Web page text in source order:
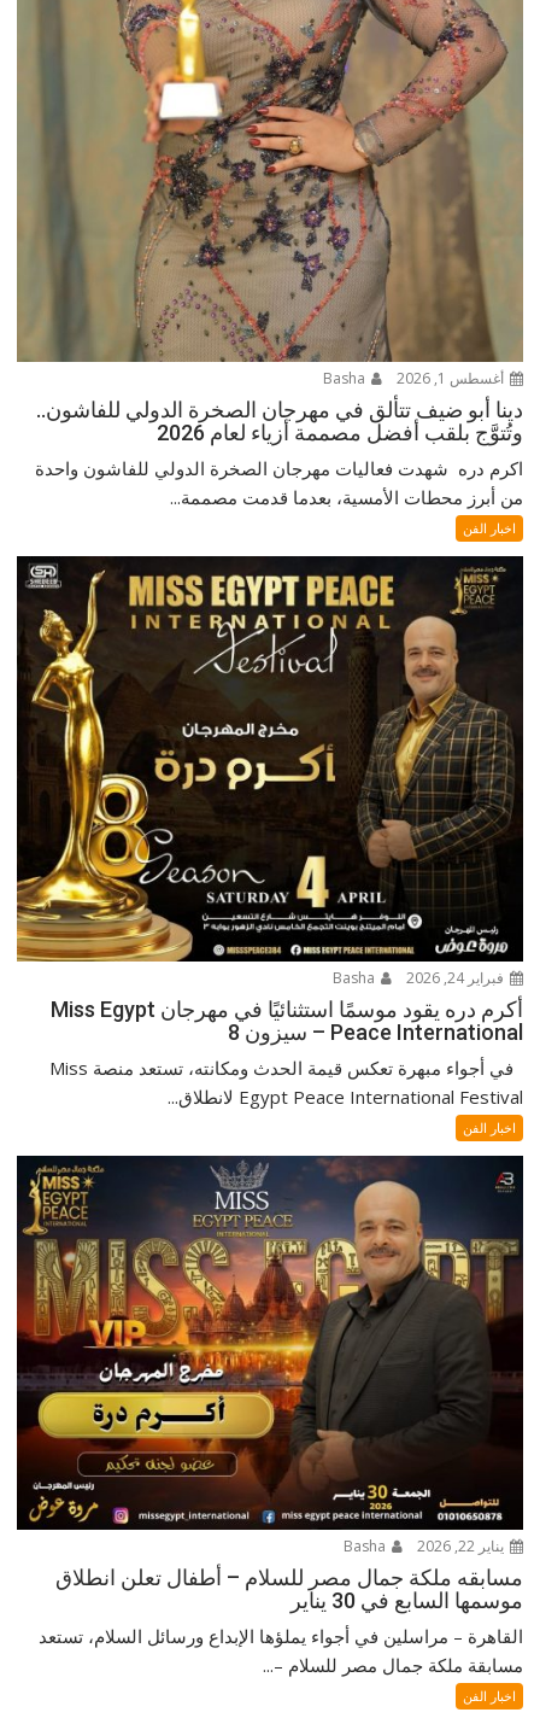
أغسطس 1, 2026
دينا أبو ضيف تتألق في مهرجان الصخرة الدولي للفاشون..
وتُتوَّج بلقب أفضل مصممة أزياء لعام 2026
اكرم دره شهدت فعاليات مهرجان الصخرة الدولي للفاشون واحدة
من أبرز محطات الأمسية، بعدما قدمت مصممة...
اخبار الفن
فبراير 24, 2026
أكرم دره يقود موسمًا استثنائيًا في مهرجان Miss Egypt
Peace International – سيزون 8
في أجواء مبهرة تعكس قيمة الحدث ومكانته، تستعد منصة Miss
Egypt Peace International Festival لانطلاق...
اخبار الفن
يناير 22, 2026
مسابقه ملكة جمال مصر للسلام – أطفال تعلن انطلاق
موسمها السابع في 30 يناير
القاهرة – مراسلين في أجواء يملؤها الإبداع ورسائل السلام، تستعد
مسابقة ملكة جمال مصر للسلام –...
اخبار الفن